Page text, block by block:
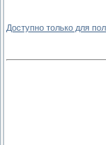
Доступно только для